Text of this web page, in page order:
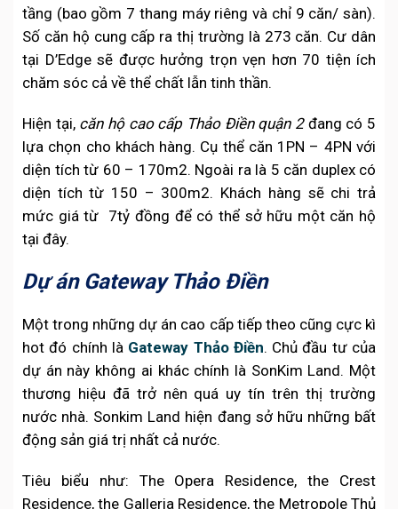
tầng (bao gồm 7 thang máy riêng và chỉ 9 căn/ sàn).
Số căn hộ cung cấp ra thị trường là 273 căn. Cư dân
tại D’Edge sẽ được hưởng trọn vẹn hơn 70 tiện ích
chăm sóc cả về thể chất lẫn tinh thần.
Hiện tại, căn hộ cao cấp Thảo Điền quận 2đang có 5
lựa chọn cho khách hàng. Cụ thể căn 1PN – 4PN với
diện tích từ 60 – 170m2. Ngoài ra là 5 căn duplex có
diện tích từ 150 – 300m2. Khách hàng sẽ chi trả
mức giá từ 7tỷ đồng để có thể sở hữu một căn hộ
tại đây.
Dự án Gateway Thảo Điền
Một trong những dự án cao cấp tiếp theo cũng cực kì
hot đó chính là Gateway Thảo Điền. Chủ đầu tư của
dự án này không ai khác chính là SonKim Land. Một
thương hiệu đã trở nên quá uy tín trên thị trường
nước nhà. Sonkim Land hiện đang sở hữu những bất
động sản giá trị nhất cả nước.
Tiêu biểu như: The Opera Residence, the Crest
Residence, the Galleria Residence, the Metropole Thủ